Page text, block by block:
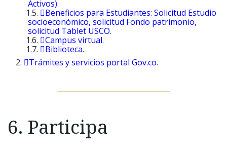
Activos).
Beneficios para Estudiantes: Solicitud Estudio
socioeconómico, solicitud Fondo patrimonio,
solicitud Tablet USCO.
Campus virtual.
Biblioteca.
Trámites y servicios portal Gov.co.
6. Participa